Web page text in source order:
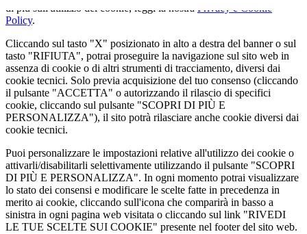
di più sull'utilizzo dei cookie, leggi la nostra Privacy e Cookie
Policy.
Cliccando sul tasto "X" posizionato in alto a destra del banner o sul
tasto "RIFIUTA", potrai proseguire la navigazione sul sito web in
assenza di cookie o di altri strumenti di tracciamento, diversi dai
cookie tecnici. Solo previa acquisizione del tuo consenso (cliccando
il pulsante "ACCETTA" o autorizzando il rilascio di specifici
cookie, cliccando sul pulsante "SCOPRI DI PIÙ E
PERSONALIZZA"), il sito potrà rilasciare anche cookie diversi dai
cookie tecnici.
Puoi personalizzare le impostazioni relative all'utilizzo dei cookie o
attivarli/disabilitarli selettivamente utilizzando il pulsante "SCOPRI
DI PIÙ E PERSONALIZZA". In ogni momento potrai visualizzare
lo stato dei consensi e modificare le scelte fatte in precedenza in
merito ai cookie, cliccando sull'icona che comparirà in basso a
sinistra in ogni pagina web visitata o cliccando sul link "RIVEDI
LE TUE SCELTE SUI COOKIE" presente nel footer del sito web.